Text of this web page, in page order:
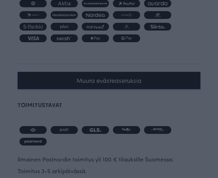
Muuta evästeasetuksia
TOIMITUSTAVAT
Ilmainen Postnordin toimitus yli 100 € tilauksille Suomessa.
Toimitus 3-5 arkipäivässä.